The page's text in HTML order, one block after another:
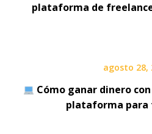
plataforma de
agosto 28,
Cómo ganar dinero
plataforma para